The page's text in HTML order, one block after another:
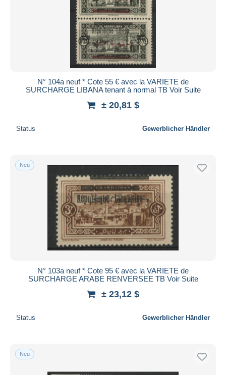
N° 104a neuf * Cote 55 € avec la VARIETE de
SURCHARGE LIBANA tenant à normal TB Voir Suite
± 20,81 $
Status Gewerblicher Händler
Neu
N° 103a neuf * Cote 95 € avec la VARIETE de
SURCHARGE ARABE RENVERSEE TB Voir Suite
± 23,12 $
Status Gewerblicher Händler
Neu